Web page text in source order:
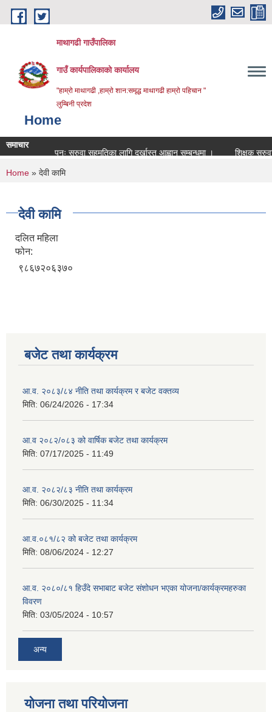
Skip to main content
माथागढी गाउँपालिका
गाउँ कार्यपालिकाको कार्यालय
"हाम्रो माथागढी ,हाम्रो शान:समृद्ध माथागढी हाम्रो पहिचान "
लुम्बिनी प्रदेश
Home
समाचार
पुनः सरुवा सहमतिका लागि दर्खास्त आह्वान सम्बन्धमा ।
शिक्षक सरुवा
You are here
Home » देवी कामि
देवी कामि
दलित महिला
फोन:
९८६७२०६३७०
बजेट तथा कार्यक्रम
आ.व. २०८३/८४ नीति तथा कार्यक्रम र बजेट वक्तव्य
मिति: 06/24/2026 - 17:34
आ.व २०८२/०८३ को वार्षिक बजेट तथा कार्यक्रम
मिति: 07/17/2025 - 11:49
आ.व. २०८२/८३ नीति तथा कार्यक्रम
मिति: 06/30/2025 - 11:34
आ.व.०८१/८२ को बजेट तथा कार्यक्रम
मिति: 08/06/2024 - 12:27
आ.व. २०८०/८१ हिउँदे सभाबाट बजेट संशोधन भएका योजना/कार्यक्रमहरुका
विवरण
मिति: 03/05/2024 - 10:57
अन्य
योजना तथा परियोजना